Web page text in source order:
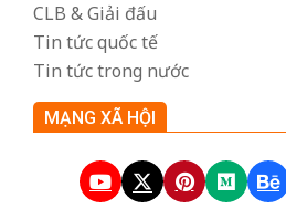
CLB & Giải đấu
Tin tức quốc tế
Tin tức trong nước
MẠNG XÃ HỘI